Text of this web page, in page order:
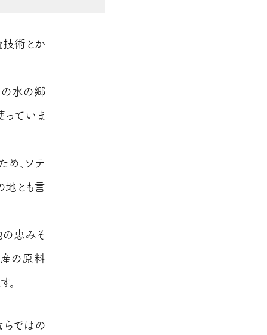
技術とか
水の郷
ていま
、ソテ
地とも言
恵みそ
産の原料
。
らではの